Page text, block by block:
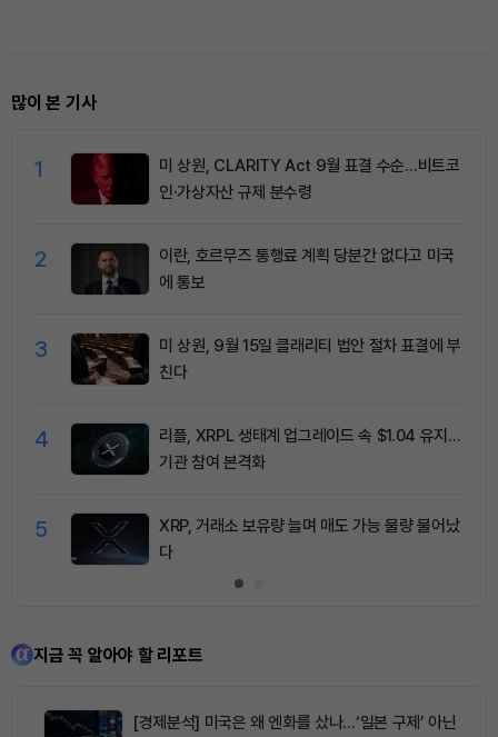
많이 본 기사
1
미 상원, CLARITY Act 9월 표결 수순…비트코
인·가상자산 규제 분수령
2
이란, 호르무즈 통행료 계획 당분간 없다고 미국
에 통보
3
미 상원, 9월 15일 클래리티 법안 절차 표결에 부
친다
4
리플, XRPL 생태계 업그레이드 속 $1.04 유지…
기관 참여 본격화
5
XRP, 거래소 보유량 늘며 매도 가능 물량 불어났
다
지금 꼭 알아야 할 리포트
[경제분석] 미국은 왜 엔화를 샀나…‘일본 구제’ 아닌